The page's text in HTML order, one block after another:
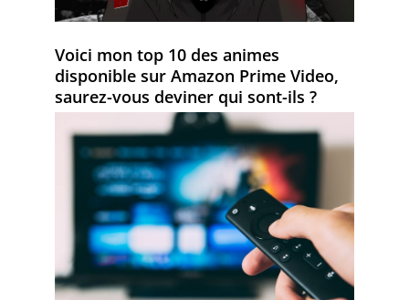
Voici mon top 10 des animes
disponible sur Amazon Prime Video,
saurez-vous deviner qui sont-ils ?